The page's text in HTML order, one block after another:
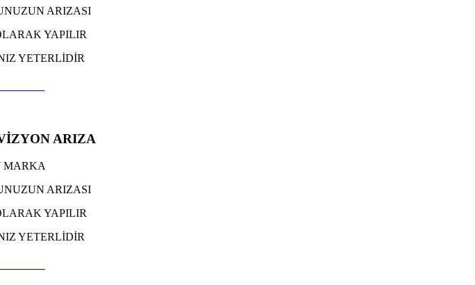
ARIZASI
YAPILIR
YETERLİDİR
ARIZA
MARKA
ARIZASI
YAPILIR
YETERLİDİR